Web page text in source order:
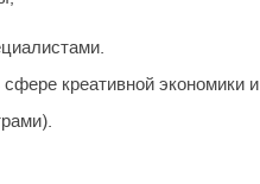
креативной экономики